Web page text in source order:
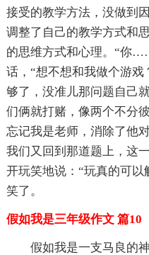
接受的教学方法，没做到
调整了自己的教学方式和
的思维方式和心理。“你
话，“想不想和我做个游
够了，没准儿那问题自己
们俩就打赌，像两个不分
忘记我是老师，消除了他
我们又回到那道题上，这
开玩笑地说：“玩真的可
笑了。
假如我是三年级作文 篇10
假如我是一支马良的